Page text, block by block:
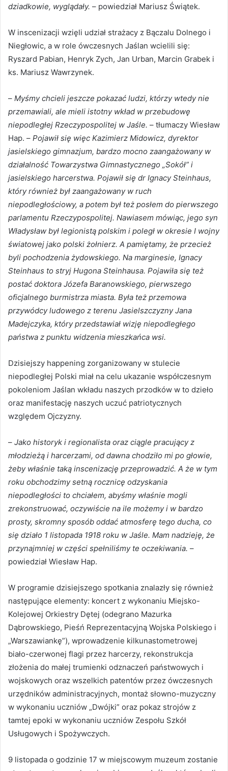
dziadkowie, wyglądały. – powiedział Mariusz Świątek.
W inscenizacji wzięli udział strażacy z Bączalu Dolnego i
Niegłowic, a w role ówczesnych Jaślan wcielili się:
Ryszard Pabian, Henryk Zych, Jan Urban, Marcin Grabek i
ks. Mariusz Wawrzynek.
– Myśmy chcieli jeszcze pokazać ludzi, którzy wtedy nie
przemawiali, ale mieli istotny wkład w przebudowę
niepodległej Rzeczypospolitej w Jaśle. – tłumaczy Wiesław
Hap. – Pojawił się więc Kazimierz Midowicz, dyrektor
jasielskiego gimnazjum, bardzo mocno zaangażowany w
działalność Towarzystwa Gimnastycznego „Sokół” i
jasielskiego harcerstwa. Pojawił się dr Ignacy Steinhaus,
który również był zaangażowany w ruch
niepodległościowy, a potem był też posłem do pierwszego
parlamentu Rzeczypospolitej. Nawiasem mówiąc, jego syn
Władysław był legionistą polskim i poległ w okresie I wojny
światowej jako polski żołnierz. A pamiętamy, że przecież
byli pochodzenia żydowskiego. Na marginesie, Ignacy
Steinhaus to stryj Hugona Steinhausa. Pojawiła się też
postać doktora Józefa Baranowskiego, pierwszego
oficjalnego burmistrza miasta. Była też przemowa
przywódcy ludowego z terenu Jasielszczyzny Jana
Madejczyka, który przedstawiał wizję niepodległego
państwa z punktu widzenia mieszkańca wsi.
Dzisiejszy happening zorganizowany w stulecie
niepodległej Polski miał na celu ukazanie współczesnym
pokoleniom Jaślan wkładu naszych przodków w to dzieło
oraz manifestację naszych uczuć patriotycznych
względem Ojczyzny.
– Jako historyk i regionalista oraz ciągle pracujący z
młodzieżą i harcerzami, od dawna chodziło mi po głowie,
żeby właśnie taką inscenizację przeprowadzić. A że w tym
roku obchodzimy setną rocznicę odzyskania
niepodległości to chciałem, abyśmy właśnie mogli
zrekonstruować, oczywiście na ile możemy i w bardzo
prosty, skromny sposób oddać atmosferę tego ducha, co
się działo 1 listopada 1918 roku w Jaśle. Mam nadzieję, że
przynajmniej w części spełniliśmy te oczekiwania. –
powiedział Wiesław Hap.
W programie dzisiejszego spotkania znalazły się również
następujące elementy: koncert z wykonaniu Miejsko-
Kolejowej Orkiestry Dętej (odegrano Mazurka
Dąbrowskiego, Pieśń Reprezentacyjną Wojska Polskiego i
„Warszawiankę”), wprowadzenie kilkunastometrowej
biało-czerwonej flagi przez harcerzy, rekonstrukcja
złożenia do małej trumienki odznaczeń państwowych i
wojskowych oraz wszelkich patentów przez ówczesnych
urzędników administracyjnych, montaż słowno-muzyczny
w wykonaniu uczniów „Dwójki” oraz pokaz strojów z
tamtej epoki w wykonaniu uczniów Zespołu Szkół
Usługowych i Spożywczych.
9 listopada o godzinie 17 w miejscowym muzeum zostanie